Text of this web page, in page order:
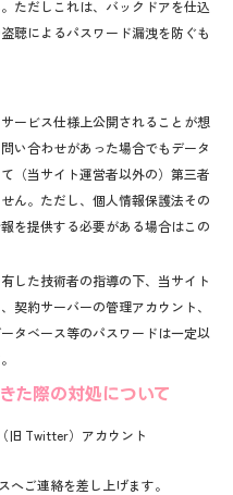
ただしこれは、バックドアを仕込
聴によるパスワード漏洩を防ぐも
ービス仕様上公開されることが想
い合わせがあった場合でもデータ
（当サイト運営者以外の）第三者
ん。ただし、個人情報保護法その
を提供する必要がある場合はこの
した技術者の指導の下、当サイト
契約サーバーの管理アカウント、
タベース等のパスワードは一定以
た際の対処について
旧 Twitter）アカウント
へご連絡を差し上げます。